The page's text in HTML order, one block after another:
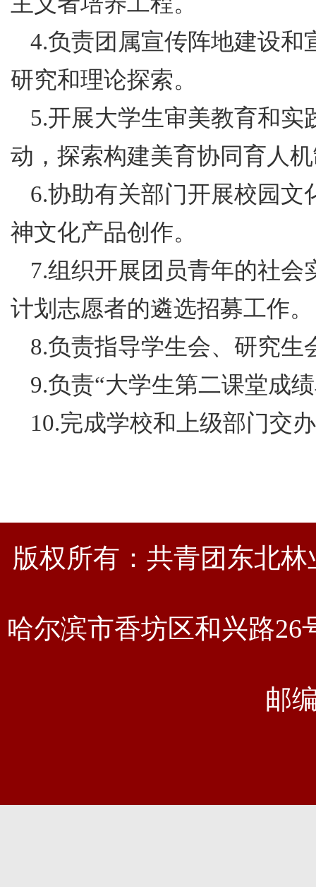
4.负责团属宣传阵地建设
研究和理论探索。
5.开展大学生审美教育和
动，探索构建美育协同育人
6.协助有关部门开展校园
神文化产品创作。
7.组织开展团员青年的社
计划志愿者的遴选招募工作。
8.负责指导学生会、研究
9.负责“大学生第二课堂成
10.完成学校和上级部门交
版权所有：共青团东北
哈尔滨市香坊区和兴路
邮